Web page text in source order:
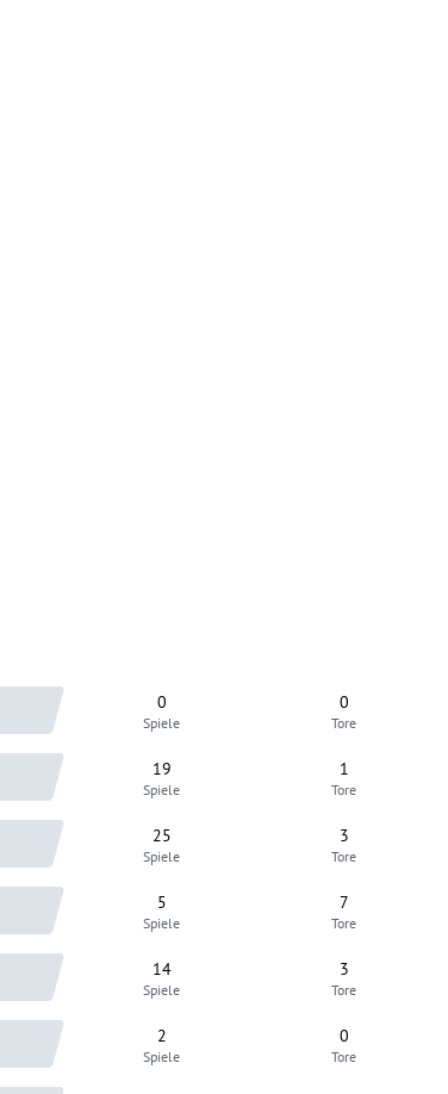
0
Spiele
0
Tore
19
Spiele
1
Tore
25
Spiele
3
Tore
5
Spiele
7
Tore
14
Spiele
3
Tore
2
Spiele
0
Tore